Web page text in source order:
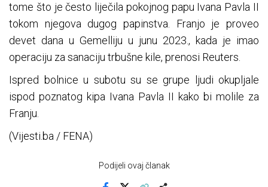
tome što je često liječila pokojnog papu Ivana Pavla II
tokom njegova dugog papinstva. Franjo je proveo
devet dana u Gemelliju u junu 2023., kada je imao
operaciju za sanaciju trbušne kile, prenosi Reuters.
Ispred bolnice u subotu su se grupe ljudi okupljale
ispod poznatog kipa Ivana Pavla II kako bi molile za
Franju.
(Vijesti.ba / FENA)
Podijeli ovaj članak